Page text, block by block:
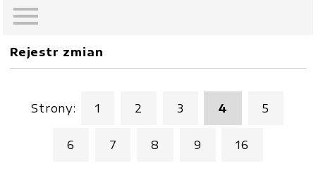
Rejestr zmian
Strony: 1 2 3 4 5
6 7 8 9 16